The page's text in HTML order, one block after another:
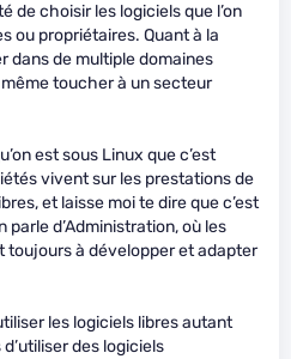
de choisir les logiciels que l’on
ou propriétaires. Quant à la
dans de multiple domaines
toucher à un secteur
est sous Linux que c’est
vivent sur les prestations de
et laisse moi te dire que c’est
parle d’Administration, où les
toujours à développer et adapter
les logiciels libres autant
des logiciels